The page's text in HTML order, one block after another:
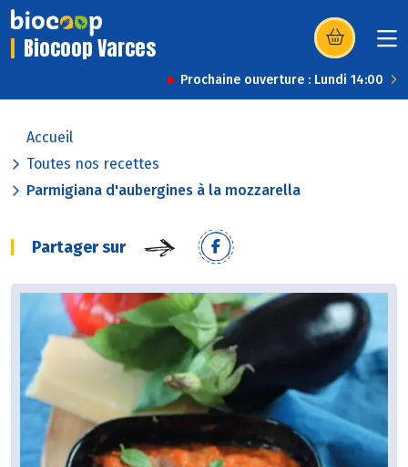
Biocoop Varces (s’ouvre dans
Prochaine ouverture : Lundi 14:00
Accueil
Toutes nos recettes
Parmigiana d'aubergines à la mozzarella
Partager sur